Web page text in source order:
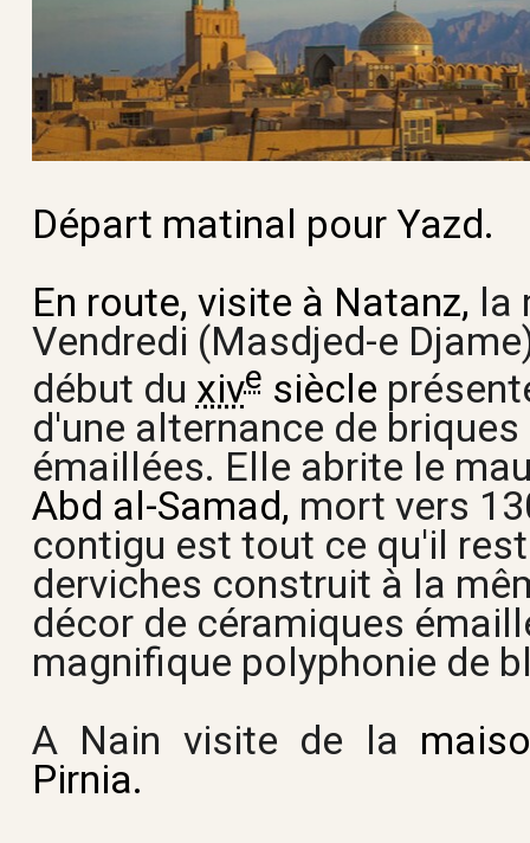
Départ matinal pour Yazd.
En route, visite à Natanz, la
Vendredi (Masdjed-e
début du xive siècle
d'une alternance de
émaillées. Elle abrite le
Abd al-Samad, mort vers
contigu est tout ce qu'il
derviches construit à la
décor de céramiques
magnifique polyphonie de
A Nain visite de la
Pirnia.